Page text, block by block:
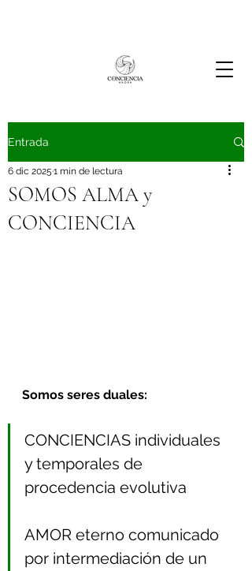
Entrada
SOMOS ALMA y
CONCIENCIA
6 dic 2025 1 min de lectura
Somos seres duales:
CONCIENCIAS individuales
y temporales de
procedencia evolutiva
AMOR eterno comunicado
por intermediación de un